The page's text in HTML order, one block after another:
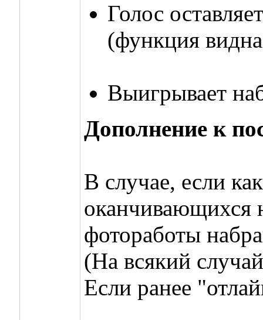
Голос
(функция
Выигрывает
Дополнение к
В случае, если
оканчивающихся
фотоработы
(На всякий
Если ранее